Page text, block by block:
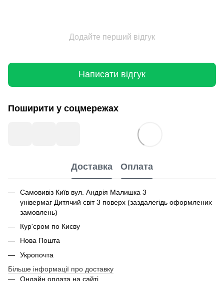
Додайте перший відгук
Написати відгук
Поширити у соцмережах
Доставка Оплата
Самовивіз Київ вул. Андрія Малишка 3
універмаг Дитячий світ 3 поверх (заздалегідь оформлених
замовлень)
Кур'єром по Києву
Нова Пошта
Укропочта
Більше інформації про доставку
Онлайн оплата на сайті